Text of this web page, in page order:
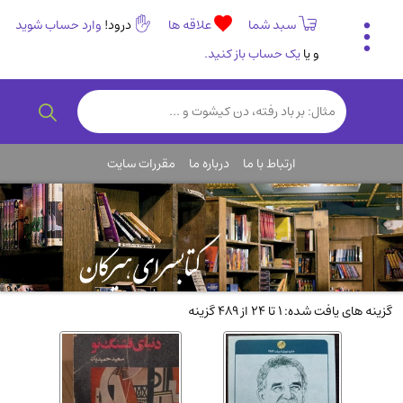
سبد شما علاقه ها درود! وارد حساب شوید
و یایک حساب باز کنید.
تاریخی و فرهنگی
(838)
رمان و داستان ایرانی(307)
روانشناسی(357)
انگلیسی و زبان خارجی(14)
کودکان و نوجوانان(76)
کتب نادر و کمیاب(19)
روانشناسی(112)
طب گیاهی و سنتی(45)
فلسفه و جامعه شناسی
ادبیات و شعر
(511)
ارتباط با ما درباره ما مقررات سایت
گزینه های یافت شده: 1 تا 24 از 489 گزینه